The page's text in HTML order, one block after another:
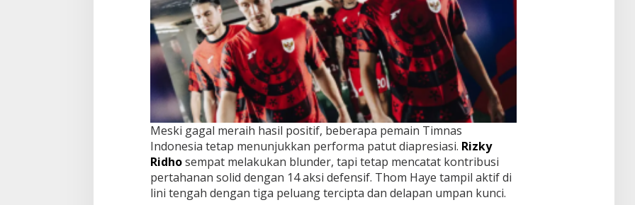
Meski gagal meraih hasil positif, beberapa pemain Timnas
Indonesia tetap menunjukkan performa patut diapresiasi. Rizky
Ridhosempat melakukan blunder, tapi tetap mencatat kontribusi
pertahanan solid dengan 14 aksi defensif. Thom Haye tampil aktif di
lini tengah dengan tiga peluang tercipta dan delapan umpan kunci.